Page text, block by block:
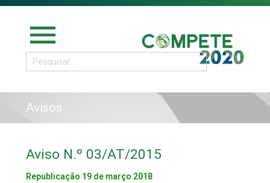
menu
Avisos
Aviso N.º 03/AT/2015
Republicação 19 de março 2018